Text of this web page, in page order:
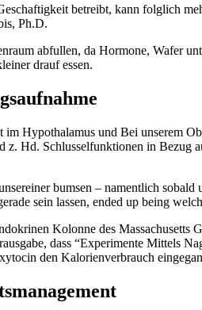
betreibt, kann folglich
Ph.D.
abfullen, da Hormone, Wafer
drauf essen.
Hypothalamus und Bei unserem
z. Hd. Schlusselfunktionen in Bezug
bumsen – namentlich sobald
sein lassen, ended up being
Kolonne des Massachusetts
dass “Experimente Mittels
den Kalorienverbrauch